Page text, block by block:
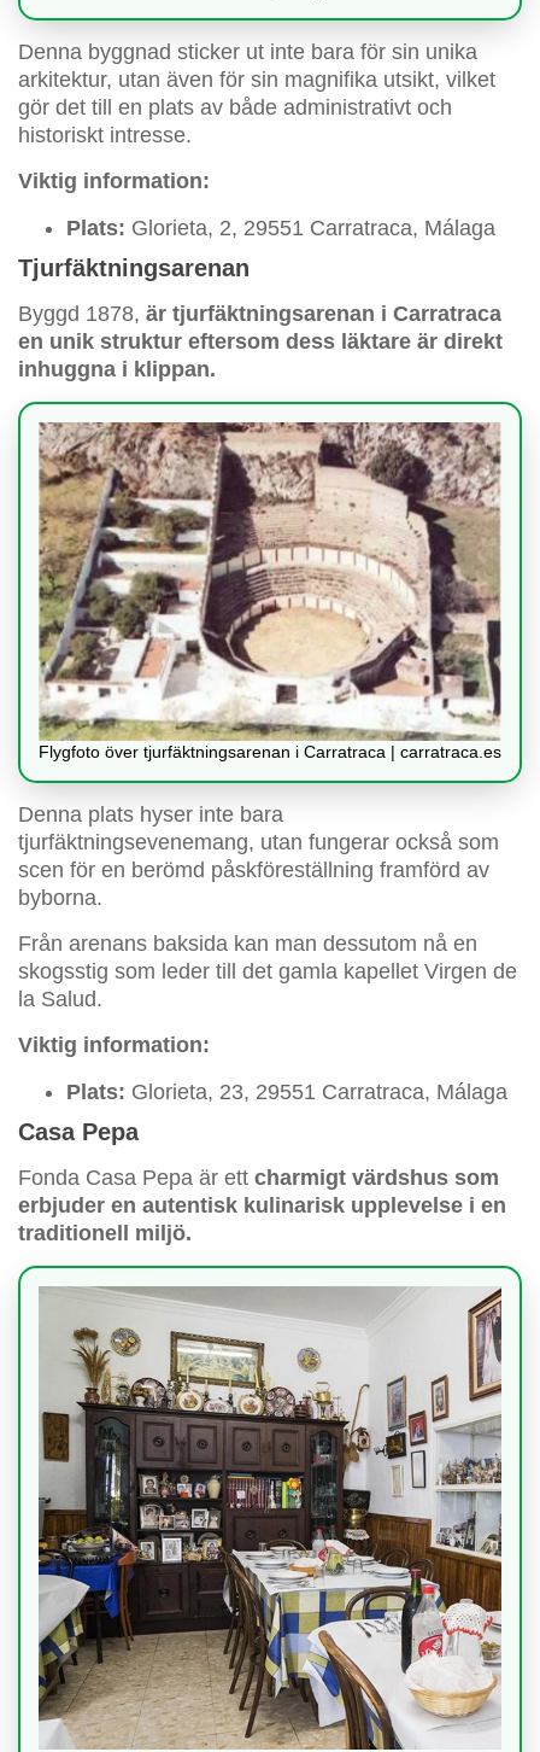
Denna byggnad sticker ut inte bara för sin unika
arkitektur, utan även för sin magnifika utsikt, vilket
gör det till en plats av både administrativt och
historiskt intresse.
Viktig information:
Plats: Glorieta, 2, 29551 Carratraca, Málaga
Tjurfäktningsarenan
Byggd 1878, är tjurfäktningsarenan i Carratraca
en unik struktur eftersom dess läktare är direkt
inhuggna i klippan.
Flygfoto över tjurfäktningsarenan i Carratraca | carratraca.es
Denna plats hyser inte bara
tjurfäktningsevenemang, utan fungerar också som
scen för en berömd påskföreställning framförd av
byborna.
Från arenans baksida kan man dessutom nå en
skogsstig som leder till det gamla kapellet Virgen de
la Salud.
Viktig information:
Plats: Glorieta, 23, 29551 Carratraca, Málaga
Casa Pepa
Fonda Casa Pepa är ett charmigt värdshus som
erbjuder en autentisk kulinarisk upplevelse i en
traditionell miljö.